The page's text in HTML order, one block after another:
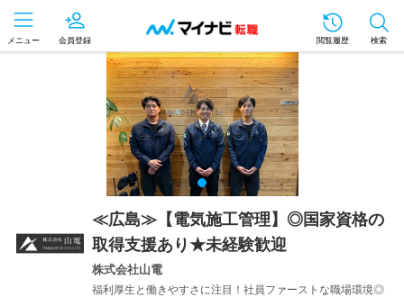
メニュー 会員登録 閲覧履歴 検索
≪広島≫【電気施工管理】◎国家資格の
取得支援あり★未経験歓迎
株式会社山電
福利厚生と働きやすさに注目！社員ファーストな職場環境◎